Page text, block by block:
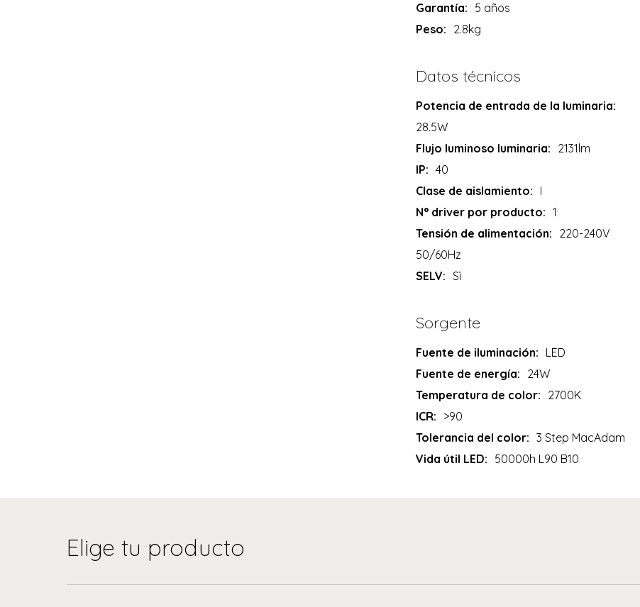
Garantía: 5 años
Peso: 2.8kg
Datos técnicos
Potencia de entrada de la luminaria:
28.5W
Flujo luminoso luminaria: 2131lm
IP: 40
Clase de aislamiento: I
N° driver por producto: 1
Tensión de alimentación: 220-240V
50/60Hz
SELV: Sì
Sorgente
Fuente de iluminación: LED
Fuente de energía: 24W
Temperatura de color: 2700K
ICR: >90
Tolerancia del color: 3 Step MacAdam
Vida útil LED: 50000h L90 B10
Elige tu producto